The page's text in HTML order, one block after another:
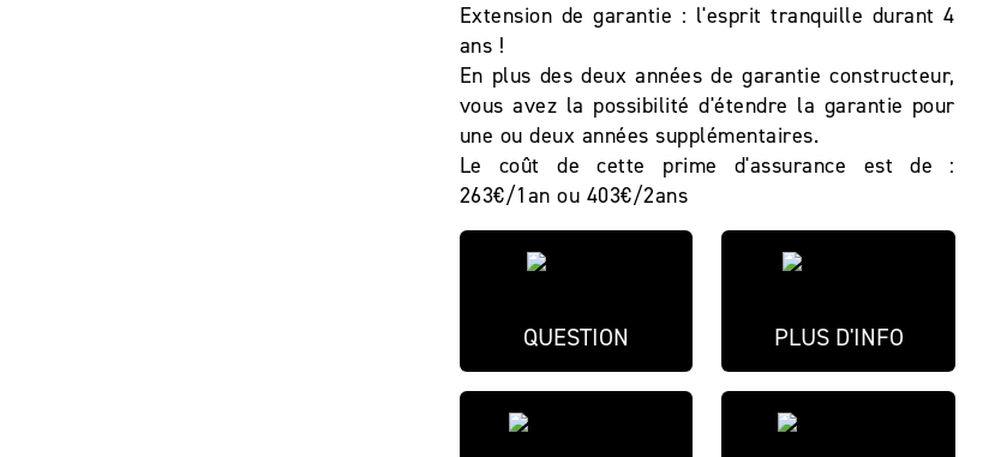
Extension de garantie : l'esprit tranquille durant 4
ans !
En plus des deux années de garantie constructeur,
vous avez la possibilité d'étendre la garantie pour
une ou deux années supplémentaires.
Le coût de cette prime d'assurance est de :
263€/1an ou 403€/2ans
QUESTION PLUS D'INFO